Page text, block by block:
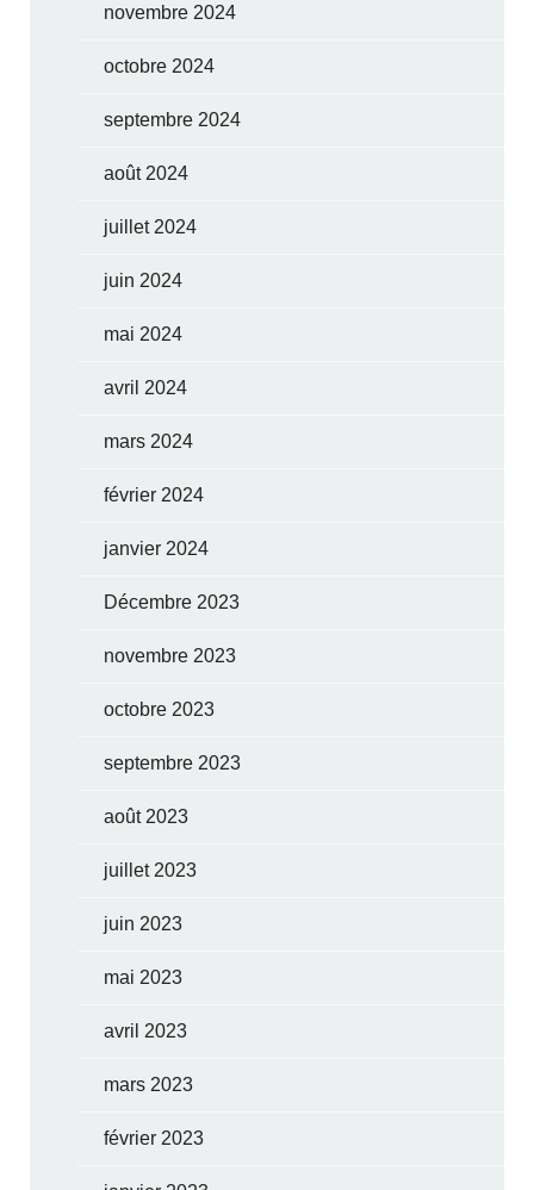
novembre 2024
octobre 2024
septembre 2024
août 2024
juillet 2024
juin 2024
mai 2024
avril 2024
mars 2024
février 2024
janvier 2024
Décembre 2023
novembre 2023
octobre 2023
septembre 2023
août 2023
juillet 2023
juin 2023
mai 2023
avril 2023
mars 2023
février 2023